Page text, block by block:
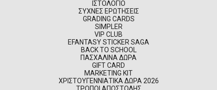
ΙΣΤΟΛΌΓΙΟ
ΣΥΧΝΈΣ ΕΡΩΤΉΣΕΙΣ
GRADING CARDS
SIMPLER
VIP CLUB
EFANTASY STICKER SAGA
BACK TO SCHOOL
ΠΑΣΧΑΛΙΝΆ ΔΏΡΑ
GIFT CARD
MARKETING KIT
ΧΡΙΣΤΟΥΓΕΝΝΙΆΤΙΚΑ ΔΏΡΑ 2026
ΤΡΌΠΟΙ ΑΠΟΣΤΟΛΉΣ